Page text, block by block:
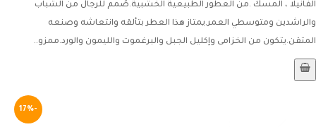
الفانيلا ، المسك .من العطور الطبيعية الخشبية.صُمم للرجال من الشباب
والراشدين ومتوسطي العمر.يمتاز هذا العطر بتألقه وانتعاشه وصنعه
المتقن.يتكون من الخزامى وإكليل الجبل والبرغموت والليمون والورد.ممزو..
-17%